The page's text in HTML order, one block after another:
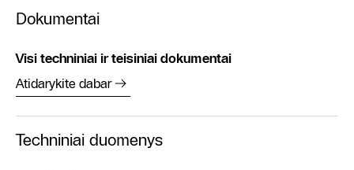
Dokumentai
Visi techniniai ir teisiniai dokumentai
Atidarykite dabar
Techniniai duomenys